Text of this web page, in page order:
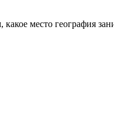
место география